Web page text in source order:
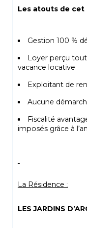
Les atouts de cet
Gestion 100 %
Loyer perçu
vacance locative
Exploitant de
Aucune
Fiscalité
imposés grâce à
La Résidence :
LES JARDINS